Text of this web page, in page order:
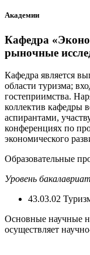
Академии
Кафедра
рыночные
Кафедра является
области туризма;
гостеприимства.
коллектив кафедры
аспирантами,
конференциях по
экономического
Образовательные
Уровень
43.03.02
Основные научные
осуществляет